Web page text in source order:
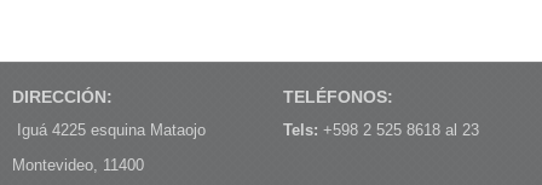
DIRECCIÓN:
Iguá 4225 esquina Mataojo
Montevideo, 11400
TELÉFONOS:
Tels: +598 2 525 8618 al 23